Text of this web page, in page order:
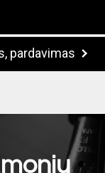
pardavimas